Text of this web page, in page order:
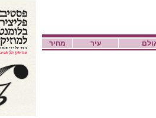
מחיר עיר